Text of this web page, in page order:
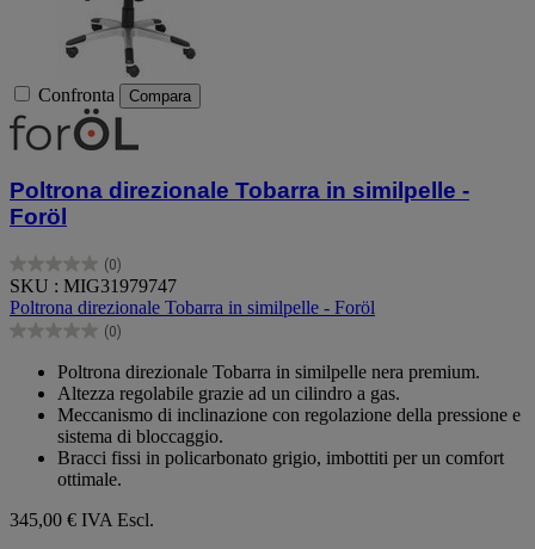
Confronta Compara
Poltrona direzionale Tobarra in similpelle -
Foröl
(0)
0.0
su
5
stelle.
SKU : MIG31979747
Poltrona direzionale Tobarra in similpelle - Foröl
(0)
0.0
Poltrona direzionale Tobarra in similpelle nera premium.
Altezza regolabile grazie ad un cilindro a gas.
Meccanismo di inclinazione con regolazione della pressione e
sistema di bloccaggio.
Bracci fissi in policarbonato grigio, imbottiti per un comfort
ottimale.
345,00 € IVA Escl.